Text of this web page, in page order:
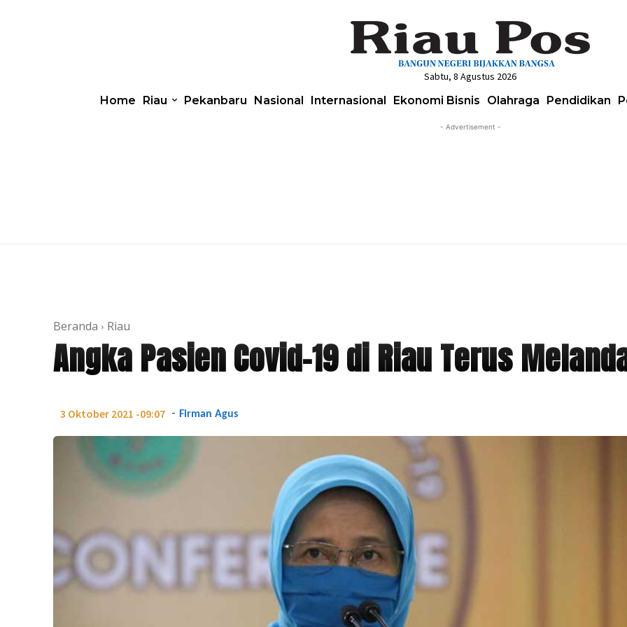
Sabtu, 8 Agustus 2026
Home Riau Pekanbaru Nasional Internasional Ekonomi Bisnis Olahraga Pendidikan
- Advertisement -
Beranda Riau
Angka Pasien Covid-19 di Riau Terus
3 Oktober 2021 -09:07 - Firman Agus